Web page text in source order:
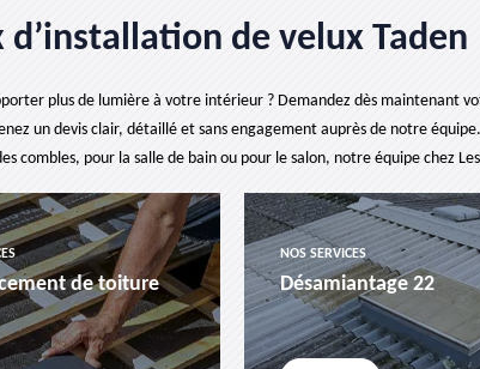
d’installation de velux Taden
plus de lumière à votre intérieur ? Demandez dès maintenant
un devis clair, détaillé et sans engagement auprès de notre
combles, pour la salle de bain ou pour le salon, notre équipe chez
de toiture
NOS SERVICES
Désamiantage 22